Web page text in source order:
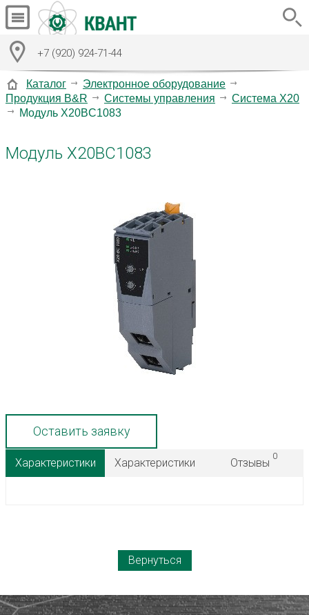
+7 (920) 924-71-44
Каталог
Электронное оборудование
Продукция B&R
Системы управления
Система X20
Модуль X20BC1083
Модуль X20BC1083
Оставить заявку
Характеристики Характеристики Отзывы
0
Вернуться